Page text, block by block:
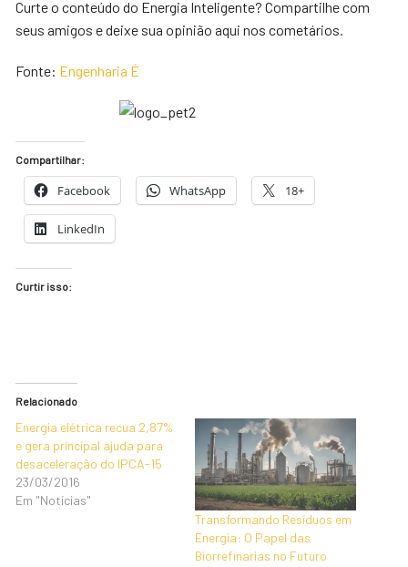
Curte o conteúdo do Energia Inteligente? Compartilhe com
seus amigos e deixe sua opinião aqui nos cometários.
Fonte: Engenharia É
Compartilhar:
Facebook WhatsApp 18+
LinkedIn
Curtir isso:
Relacionado
Energia elétrica recua 2,87%
e gera principal ajuda para
desaceleração do IPCA-15
23/03/2016
Em "Notícias"
Transformando Resíduos em
Energia: O Papel das
Biorrefinarias no Futuro